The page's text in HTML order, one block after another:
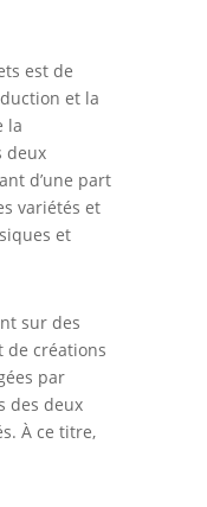
est de
et la
la
deux
d’une part
variétés et
et
sur des
de créations
par
des deux
À ce titre,